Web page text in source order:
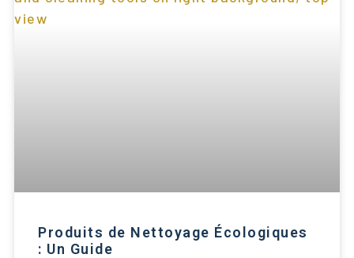
Produits de Nettoyage Écologiques
: Un Guide